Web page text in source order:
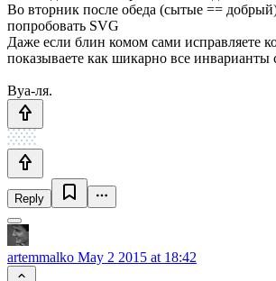
Во вторник после обеда (сытые == добрый)
попробовать SVG
Даже если блин комом сами исправляете
показываете как шикарно все инварианты
Вуа-ля.
Reply
artemmalko May 2 2015 at 18:42